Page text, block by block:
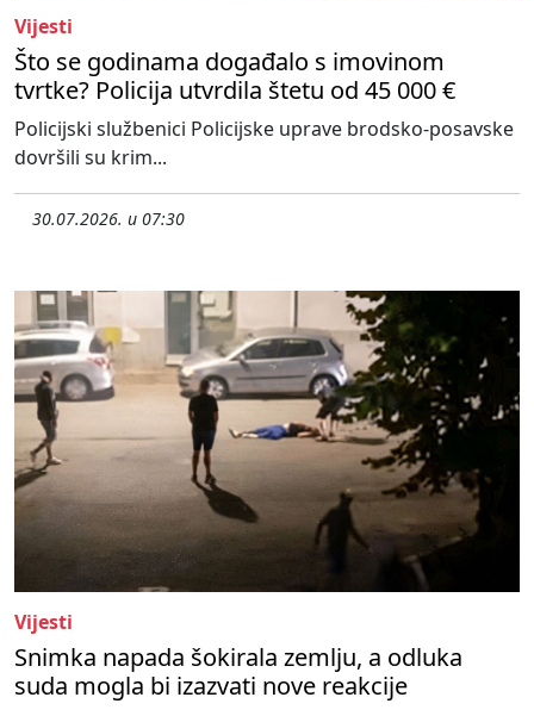
Vijesti
Što se godinama događalo s imovinom
tvrtke? Policija utvrdila štetu od 45 000 €
Policijski službenici Policijske uprave brodsko-posavske
dovršili su krim...
30.07.2026. u 07:30
Vijesti
Snimka napada šokirala zemlju, a odluka
suda mogla bi izazvati nove reakcije